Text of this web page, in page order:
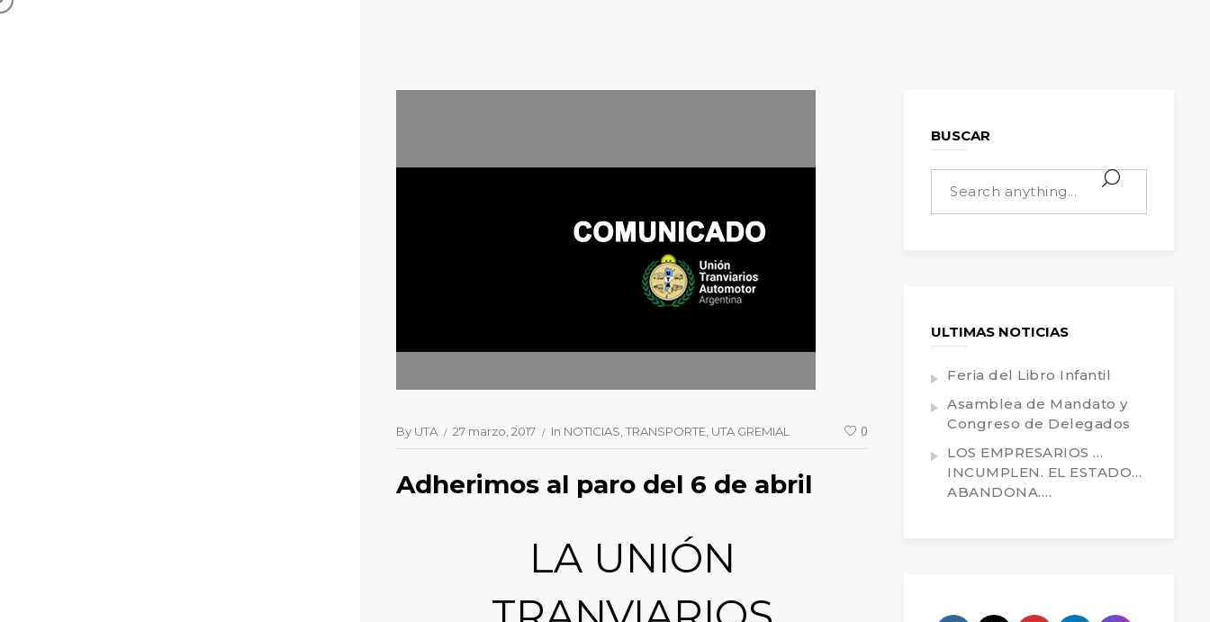
By UTA 27 marzo, 2017 In NOTICIAS TRANSPORTE UTA GREMIAL 0
Adherimos al paro del 6 de abril
LA UNIÓN
BUSCAR
ULTIMAS NOTICIAS
Feria del Libro Infantil
Asamblea de Mandato y
Congreso de Delegados
LOS EMPRESARIOS …
INCUMPLEN. EL ESTADO…
ABANDONA….